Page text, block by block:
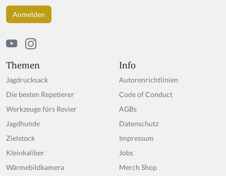
Themen
Jagdrucksack
Die besten Repetierer
Werkzeuge fürs Revier
Jagdhunde
Zielstock
Kleinkaliber
Wärmebildkamera
Info
Autorenrichtlinien
Code of Conduct
AGBs
Datenschutz
Impressum
Jobs
Merch Shop